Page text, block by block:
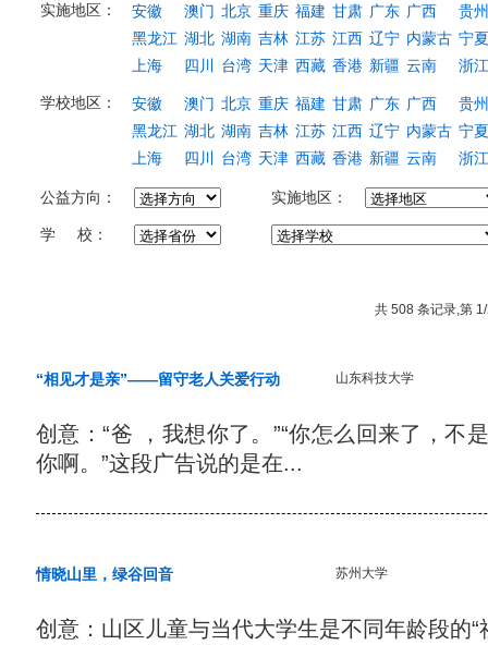
实施地区： 安徽 澳门 北京 重庆 福建 甘肃 广东 广西
贵州
黑龙江 湖北 湖南 吉林 江苏 江西 辽宁 内蒙古 宁夏
上海
四川 台湾 天津 西藏 香港 新疆 云南 浙江
学校地区： 安徽 澳门 北京 重庆 福建 甘肃 广东 广西
贵州
黑龙江 湖北 湖南 吉林 江苏 江西 辽宁 内蒙古 宁夏
上海
四川 台湾 天津 西藏 香港 新疆 云南 浙江
公益方向： 实施地区：
学 校：
共 508 条记录,第
“相见才是亲”——留守老人关爱行动 山东科技大学
创意：“爸 ，我想你了。”“你怎么回来了，不
你啊。”这段广告说的是在...
情晓山里，绿谷回音 苏州大学
创意：山区儿童与当代大学生是不同年龄段的“